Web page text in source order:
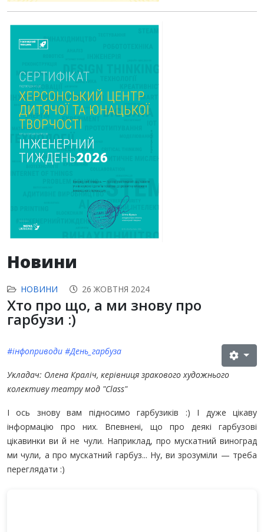
Новини
НОВИНИ 26 ЖОВТНЯ 2024
Хто про що, а ми знову про
гарбузи :)
#інфоприводи #День_гарбуза
Укладач: Олена Краліч, керівниця зракового художнього
колективу театру мод "Class"
І ось знову вам підносимо гарбузиків :) І дуже цікаву
інформацію про них. Впевнені, що про деякі гарбузові
цікавинки ви й не чули. Наприклад, про мускатний виноград
ми чули, а про мускатний гарбуз... Ну, ви зрозуміли — треба
переглядати :)